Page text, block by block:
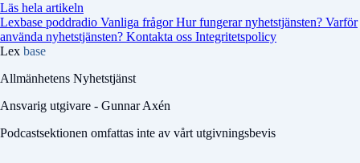
Läs hela artikeln
Lexbase poddradio Vanliga frågorHur fungerar nyhetstjänsten? Varför
använda nyhetstjänsten? Kontakta oss Integritetspolicy
Lex base
Allmänhetens Nyhetstjänst
Ansvarig utgivare - Gunnar Axén
Podcastsektionen omfattas inte av vårt utgivningsbevis